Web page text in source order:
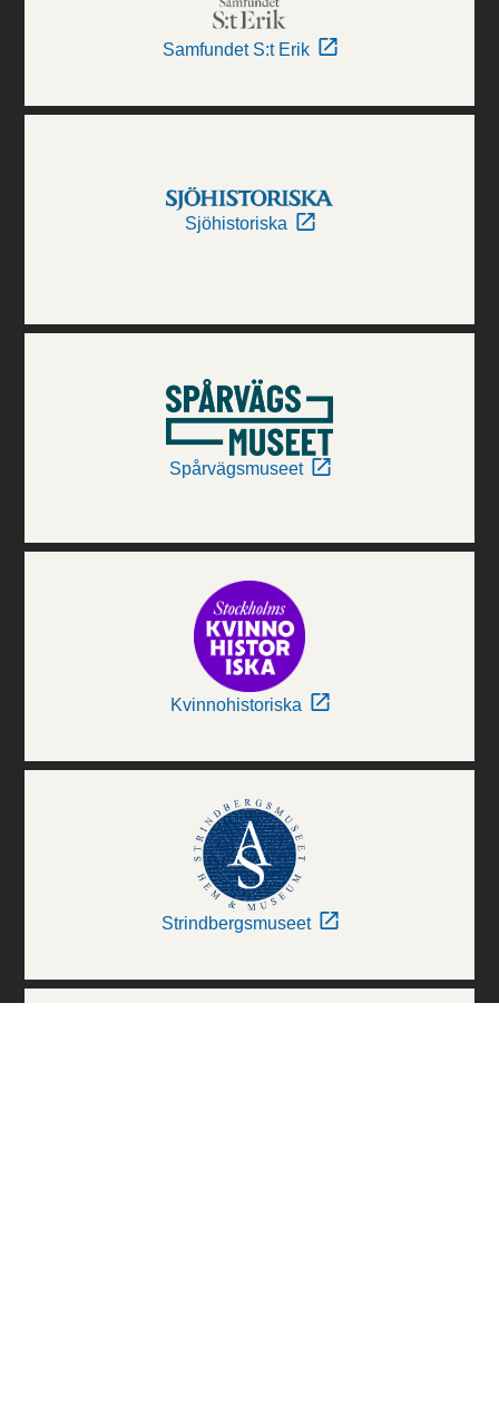
Samfundet S:t Erik
Sjöhistoriska
Spårvägsmuseet
Kvinnohistoriska
Strindbergsmuseet